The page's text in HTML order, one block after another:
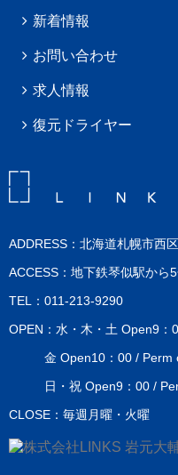
新着情報
お問い合わせ
求人情報
復元ドライヤー
ADDRESS：北海道札幌市西
ACCESS：地下鉄琴似駅から
TEL：011-213-9290
OPEN：水・木・土 Open9
金 Open10：00 /
日・祝 Open9：00 /
CLOSE：毎週月曜・火曜